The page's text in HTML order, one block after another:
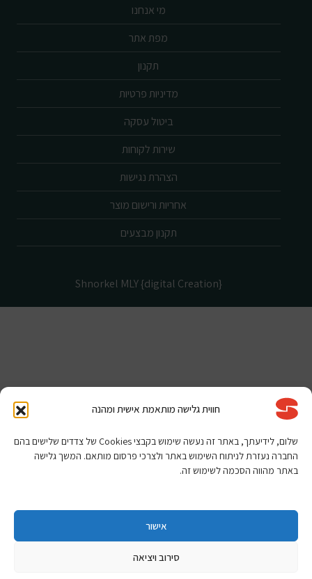
חווית גלישה מותאמת אישית ומהנה
שלום, לידיעתך, באתר זה נעשה שימוש בקבצי Cookies של צדדים שלישים בהם
החברה נעזרת לניתוח השימוש באתר ולצרכי פרסום מותאם. המשך גלישה
באתר מהווה הסכמה לשימוש זה.
אישור
סירוב ויציאה
מי אנחנו
מפת אתר
תקנון
מדיניות פרטיות
ביטול עסקה
שירות לקוחות
הצהרת נגישות
אחריות ורישום מוצר
תקנון מבצעים
Shnorkel MLY {digital Creation}